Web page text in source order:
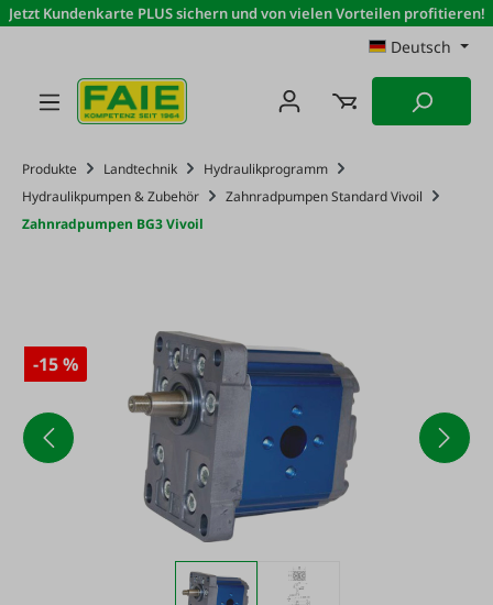
Zum Hauptinhalt springen
Jetzt Kundenkarte PLUS sichern und von vielen Vorteilen profitieren!
Deutsch
Produkte Landtechnik
Hydraulikprogramm
Hydraulikpumpen & Zubehör
Zahnradpumpen Standard Vivoil
Zahnradpumpen BG3 Vivoil
-15 %